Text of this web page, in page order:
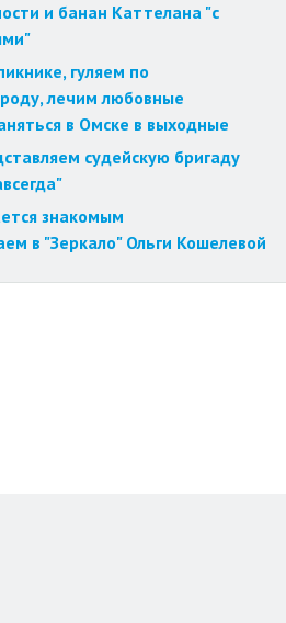
и банан Каттелана "с
гуляем по
лечим любовные
в Омске в выходные
судейскую бригаду
знакомым
в "Зеркало" Ольги Кошелевой